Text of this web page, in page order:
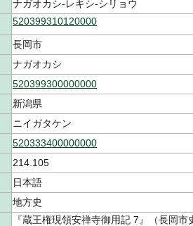
ナガオカシ-レキシ-シリョウ
520399310120000
長岡市
ナガオカシ
520399300000000
新潟県
ニイガタケン
520333400000000
214.105
日本語
地方史
『蔵王権現領安禅寺御用記 7』（長岡